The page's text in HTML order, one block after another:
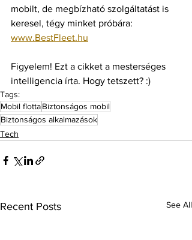
mobilt, de megbízható szolgáltatást is
keresel, tégy minket próbára:
www.BestFleet.hu
Figyelem! Ezt a cikket a mesterséges
intelligencia írta. Hogy tetszett? :)
Tags:
Mobil flottaBiztonságos mobil
Biztonságos alkalmazások
Tech
Recent Posts See All